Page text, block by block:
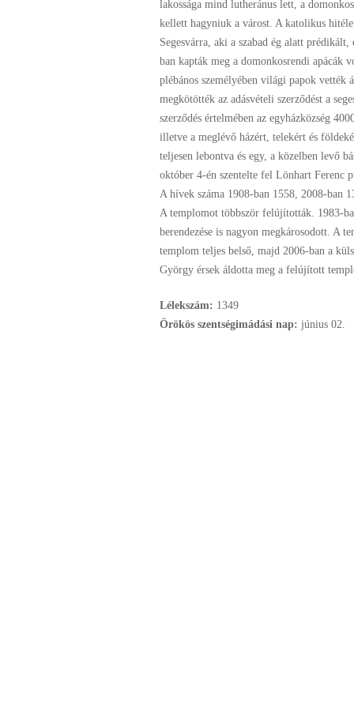
lakossága mind lutheránus lett, a
kellett hagyniuk a várost. A katolikus
Segesvárra, aki a szabad ég alatt
ban kapták meg a domonkosrendi apácák
plébános személyében világi papok vették
megkötötték az adásvételi szerződést a
szerződés értelmében az egyházközség
illetve a meglévő házért, telekért és
teljesen lebontva és egy, a közelben levő
október 4-én szentelte fel Lönhart Ferenc
A hívek száma 1908-ban 1558, 2008-ban
A templomot többször felújították. 1983-
berendezése is nagyon megkárosodott. A
templom teljes belső, majd 2006-ban a
György érsek áldotta meg a felújított
Lélekszám: 1349
Örökös szentségimádási nap: június 02.